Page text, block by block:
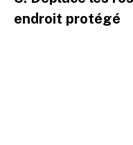
endroit protégé